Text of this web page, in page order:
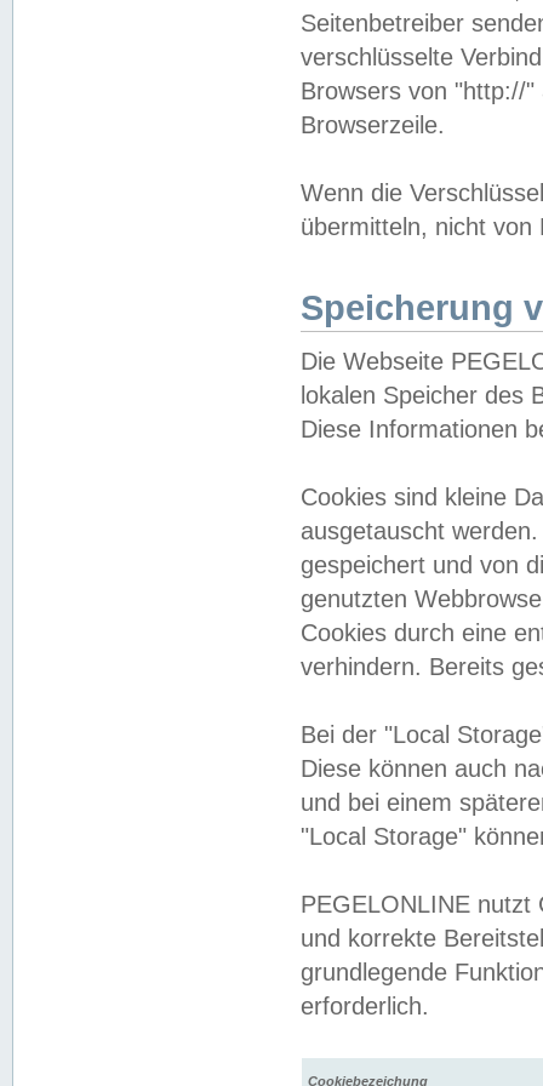
Seitenbetreiber
verschlüsselte
Browsers von "http://
Browserzeile.
Wenn die
übermitteln, nicht von
Speicherung
Die Webseite
lokalen Speicher des
Diese Informationen
Cookies sind kleine
ausgetauscht
gespeichert und von
genutzten
Cookies durch eine
verhindern. Bereits
Bei der "Local
Diese können auch
und bei einem
"Local Storage"
PEGELONLINE nutzt
und korrekte
grundlegende
erforderlich.
Cookiebezeichung